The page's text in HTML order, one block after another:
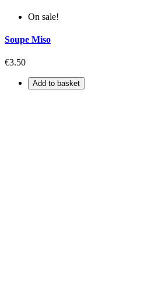
On sale!
Soupe Miso
€3.50
Add to basket